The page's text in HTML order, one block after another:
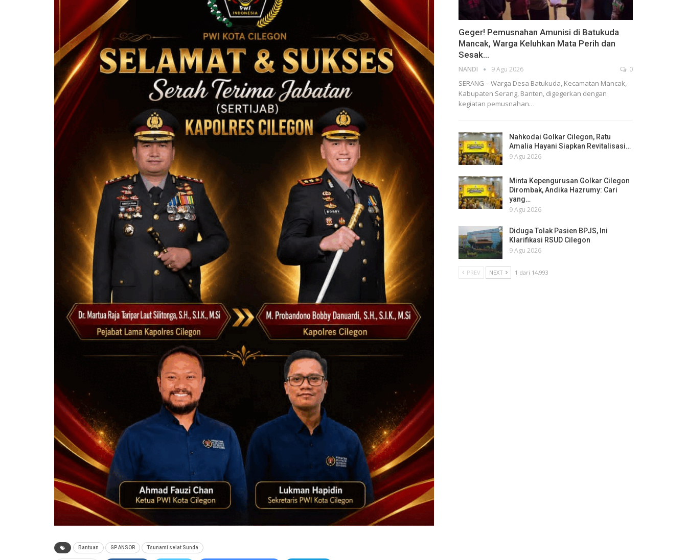
Bantuan GP ANSOR Tsunami selat Sunda
Geger! Pemusnahan Amunisi di Batukuda
Mancak, Warga Keluhkan Mata Perih dan
Sesak…
NANDI 9 Agu 2026 0
SERANG – Warga Desa Batukuda, Kecamatan Mancak,
Kabupaten Serang, Banten, digegerkan dengan
kegiatan pemusnahan…
Nahkodai Golkar Cilegon, Ratu
Amalia Hayani Siapkan Revitalisasi…
9 Agu 2026
Minta Kepengurusan Golkar Cilegon
Dirombak, Andika Hazrumy: Cari
yang…
9 Agu 2026
Diduga Tolak Pasien BPJS, Ini
Klarifikasi RSUD Cilegon
9 Agu 2026
PREV NEXT 1 dari 14,993